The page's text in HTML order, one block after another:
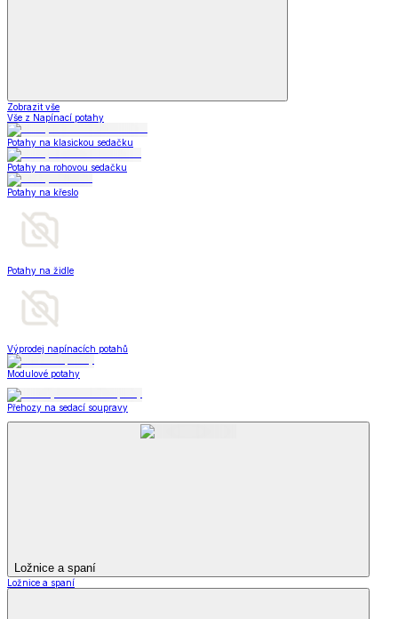
Zobrazit vše
Vše z Napínací potahy
Potahy na klasickou sedačku
Potahy na rohovou sedačku
Potahy na křeslo
Potahy na židle
Výprodej napínacích potahů
Modulové potahy
Přehozy na sedací soupravy
Ložnice a spaní
Ložnice a spaní